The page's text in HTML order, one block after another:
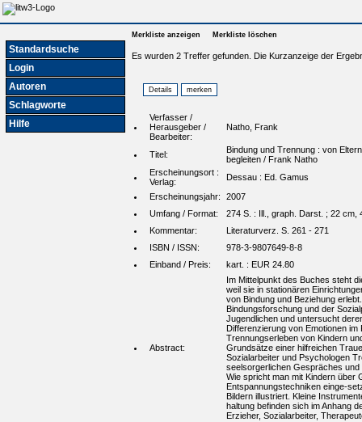
Standardsuche
Login
Autoren
Schlagworte
Hilfe
Merkliste anzeigen Merkliste löschen
Es wurden 2 Treffer gefunden. Die Kurzanzeige der
Verfasser /
Herausgeber /
Bearbeiter:
Natho, Frank
Titel:
Bindung und Trennung : von
begleiten / Frank Natho
Erscheinungsort :
Verlag:
Dessau : Ed. Gamus
Erscheinungsjahr:
2007
Umfang / Format:
274 S. : Ill., graph. Darst. ; 22 cm,
Kommentar:
Literaturverz. S. 261 - 271
ISBN / ISSN:
978-3-9807649-8-8
Einband / Preis:
kart. : EUR 24.80
Abstract:
Im Mittelpunkt des Buches steht
weil sie in stationären
von Bindung und Beziehung
Bindungsforschung und der
Jugendlichen und untersucht
Differenzierung von Emotionen
Trennungserleben von Kindern
Grundsätze einer hilfreichen
Sozialarbeiter und Psychologen
seelsorgerlichen Gespräches
Wie spricht man mit Kindern über
Entspannungstechniken einge-
Bildern illustriert. Kleine
haltung befinden sich im Anhang
Erzieher, Sozialarbeiter,